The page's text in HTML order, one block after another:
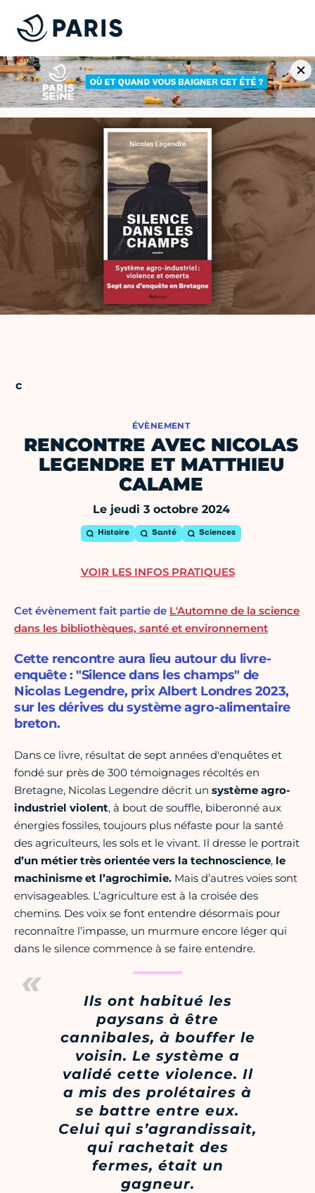
ÉVÈNEMENT
RENCONTRE AVEC NICOLAS
LEGENDRE ET MATTHIEU
CALAME
Le jeudi 3 octobre 2024
Histoire Santé Sciences
Cet évènement fait partie de L'Automne de la science
dans les bibliothèques, santé et environnement
Cette rencontre aura lieu autour du livre-
enquête : "Silence dans les champs" de
Nicolas Legendre, prix Albert Londres 2023,
sur les dérives du système agro-alimentaire
breton.
Dans ce livre, résultat de sept années d'enquêtes et
fondé sur près de 300 témoignages récoltés en
Bretagne, Nicolas Legendre décrit un système agro-
industriel violent, à bout de souffle, biberonné aux
énergies fossiles, toujours plus néfaste pour la santé
des agriculteurs, les sols et le vivant. Il dresse le portrait
d’un métiertrès ori­en­tée vers la techno­science, le
machinisme et l’agrochimie. Mais d’autres voies sont
envisageables. L’agriculture est à la croisée des
chemins. Des voix se font entendre désormais pour
reconnaître l’impasse, un murmure encore léger qui
dans le silence commence à se faire entendre.
Ils ont habitué les
paysans à être
cannibales, à bouffer le
voisin. Le système a
validé cette violence. Il
a mis des prolétaires à
se battre entre eux.
Celui qui s’agrandissait,
qui rachetait des
fermes, était un
gagneur.
VOIR LES INFOS PRATIQUES